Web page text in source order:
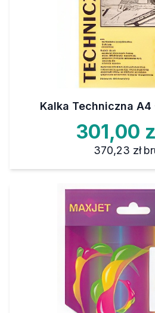
Kalka Techniczna
301,00
370,23 zł